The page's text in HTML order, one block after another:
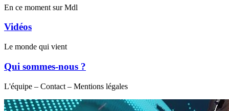
En ce moment sur Mdl
Vidéos
Le monde qui vient
Qui sommes-nous ?
L'équipe – Contact – Mentions légales